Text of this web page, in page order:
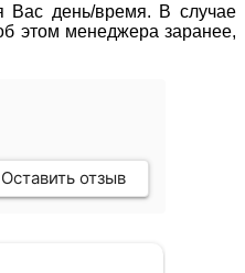
Вас день/время. В случае
этом менеджера заранее,
Оставить отзыв